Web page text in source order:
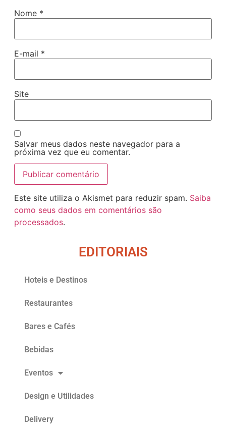
Nome *
E-mail *
Site
Salvar meus dados neste navegador para a
próxima vez que eu comentar.
Este site utiliza o Akismet para reduzir spam. Saiba
como seus dados em comentários são
processados.
EDITORIAIS
Hoteis e Destinos
Restaurantes
Bares e Cafés
Bebidas
Eventos
Design e Utilidades
Delivery